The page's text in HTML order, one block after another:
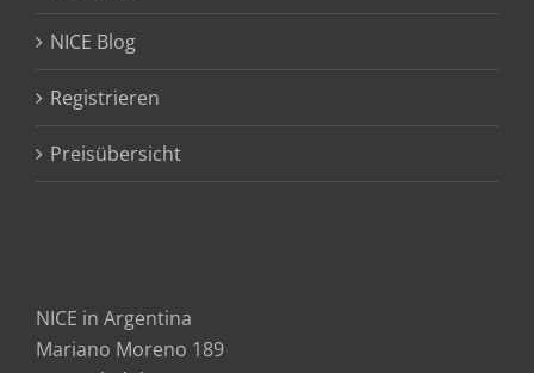
NICE Blog
Registrieren
Preisübersicht
NICE in Argentina
Mariano Moreno 189